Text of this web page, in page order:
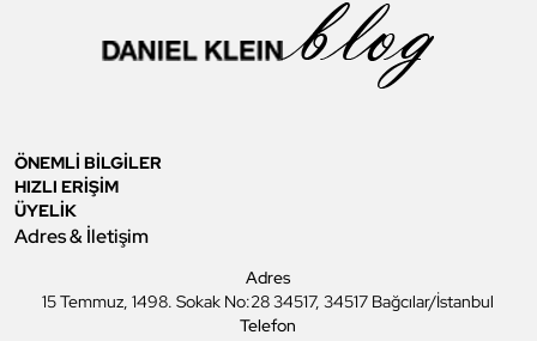
ÖNEMLİ BİLGİLER
HIZLI ERİŞİM
ÜYELİK
Adres & İletişim
Adres
15 Temmuz, 1498. Sokak No:28 34517, 34517 Bağcılar/İstanbul
Telefon